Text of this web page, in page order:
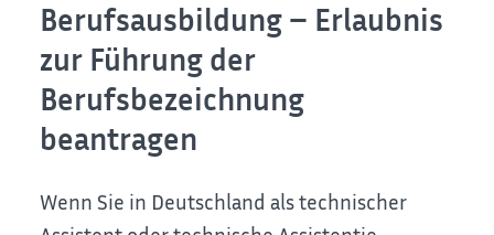
Berufsausbildung – Erlaubnis
zur Führung der
Berufsbezeichnung
beantragen
Wenn Sie in Deutschland als technischer